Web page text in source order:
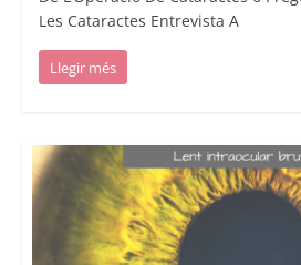
Les Cataractes Entrevista A
Llegir més